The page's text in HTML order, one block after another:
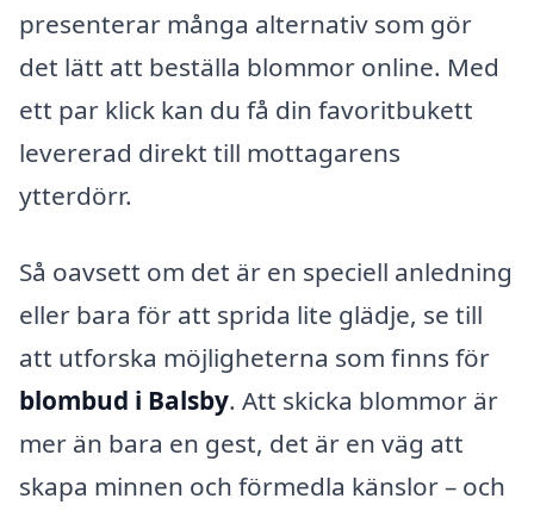
presenterar många alternativ som gör
det lätt att beställa blommor online. Med
ett par klick kan du få din favoritbukett
levererad direkt till mottagarens
ytterdörr.
Så oavsett om det är en speciell anledning
eller bara för att sprida lite glädje, se till
att utforska möjligheterna som finns för
blombud i Balsby. Att skicka blommor är
mer än bara en gest, det är en väg att
skapa minnen och förmedla känslor – och